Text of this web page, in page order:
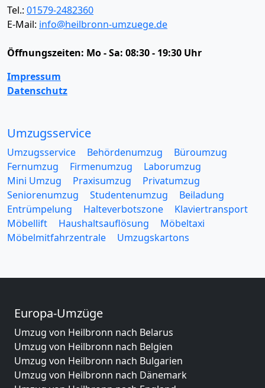
Tel.: 01579-2482360
E-Mail: info@heilbronn-umzuege.de
Öffnungszeiten: Mo - Sa: 08:30 - 19:30 Uhr
Impressum
Datenschutz
Umzugsservice
Umzugsservice Behördenumzug
Büroumzug
Fernumzug
Firmenumzug
Laborumzug
Mini Umzug
Praxisumzug
Privatumzug
Seniorenumzug
Studentenumzug
Beiladung
Entrümpelung
Halteverbotszone
Klaviertransport
Möbellift
Haushaltsauflösung
Möbeltaxi
Möbelmitfahrzentrale
Umzugskartons
Europa-Umzüge
Umzug von Heilbronn nach Belarus
Umzug von Heilbronn nach Belgien
Umzug von Heilbronn nach Bulgarien
Umzug von Heilbronn nach Dänemark